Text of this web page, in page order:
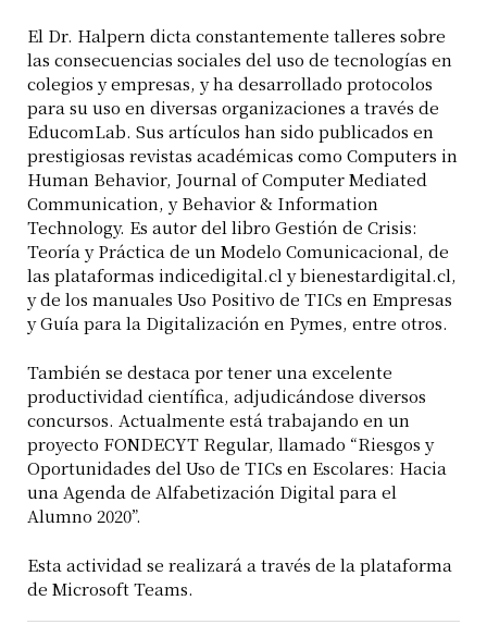
El Dr. Halpern dicta constantemente talleres sobre
las consecuencias sociales del uso de tecnologías en
colegios y empresas, y ha desarrollado protocolos
para su uso en diversas organizaciones a través de
EducomLab. Sus artículos han sido publicados en
prestigiosas revistas académicas como Computers in
Human Behavior, Journal of Computer Mediated
Communication, y Behavior & Information
Technology. Es autor del libro Gestión de Crisis:
Teoría y Práctica de un Modelo Comunicacional, de
las plataformas indicedigital.cl y bienestardigital.cl,
y de los manuales Uso Positivo de TICs en Empresas
y Guía para la Digitalización en Pymes, entre otros.
También se destaca por tener una excelente
productividad científica, adjudicándose diversos
concursos. Actualmente está trabajando en un
proyecto FONDECYT Regular, llamado “Riesgos y
Oportunidades del Uso de TICs en Escolares: Hacia
una Agenda de Alfabetización Digital para el
Alumno 2020”.
Esta actividad se realizará a través de la plataforma
de Microsoft Teams.